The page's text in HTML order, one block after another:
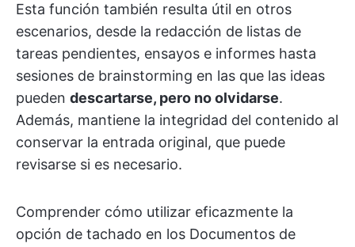
Esta función también resulta útil en otros
escenarios, desde la redacción de listas de
tareas pendientes, ensayos e informes hasta
sesiones de brainstorming en las que las ideas
pueden descartarse, pero no olvidarse.
Además, mantiene la integridad del contenido al
conservar la entrada original, que puede
revisarse si es necesario.
Comprender cómo utilizar eficazmente la
opción de tachado en los Documentos de